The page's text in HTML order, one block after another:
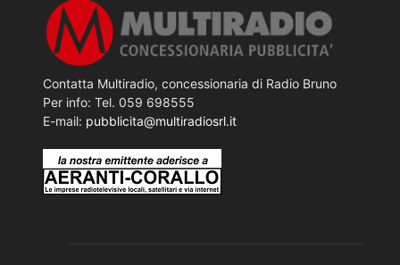
Contatta Multiradio, concessionaria di Radio Bruno
Per info: Tel. 059 698555
E-mail: pubblicita@multiradiosrl.it